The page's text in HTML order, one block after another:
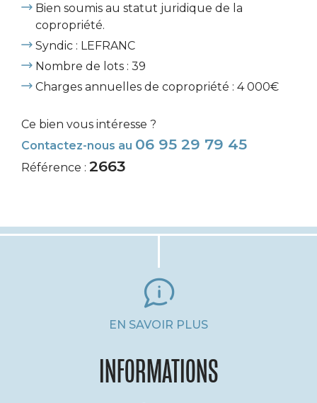
Bien soumis au statut juridique de la
copropriété.
Syndic : LEFRANC
Nombre de lots : 39
Charges annuelles de copropriété : 4 000€
Ce bien vous intéresse ?
Contactez-nous au 06 95 29 79 45
Référence : 2663
EN SAVOIR PLUS
INFORMATIONS